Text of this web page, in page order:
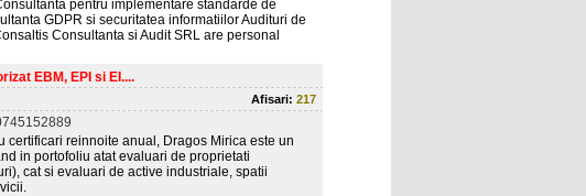
pentru implementare standarde de
GDPR si securitatea informatiilor Audituri de
Consultanta si Audit SRL are personal
EBM, EPI si EI....
Afisari: 217
certificari reinnoite anual, Dragos Mirica este un
in portofoliu atat evaluari de proprietati
cat si evaluari de active industriale, spatii